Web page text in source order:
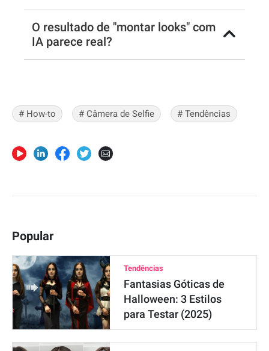
O resultado de "montar looks" com
IA parece real?
# How-to # Câmera de Selfie # Tendências
Popular
Tendências
Fantasias Góticas de
Halloween: 3 Estilos
para Testar (2025)